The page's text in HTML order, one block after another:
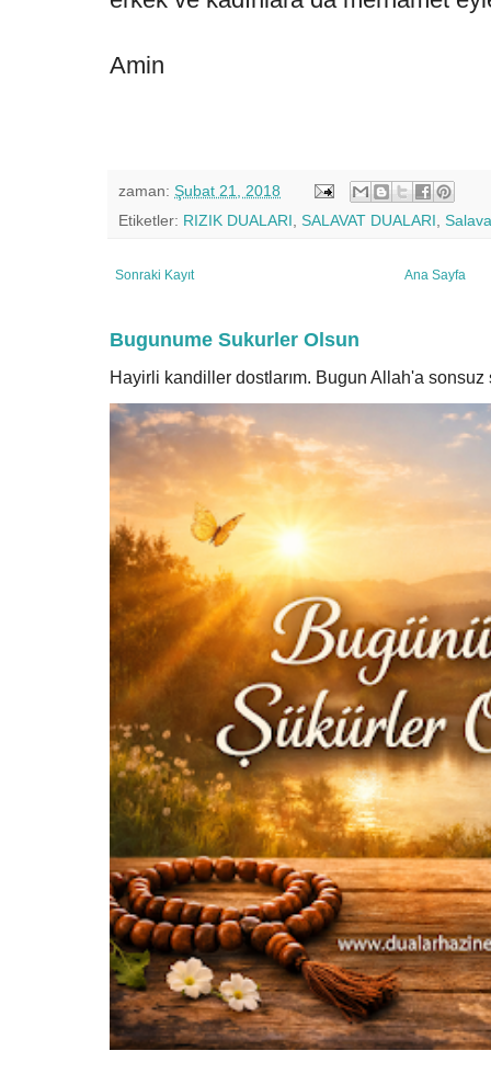
Amin
zaman: Şubat 21, 2018
Etiketler: RIZIK DUALARI SALAVAT DUALARI
Sonraki Kayıt Ana Sayfa
Bugunume Sukurler Olsun
Hayirli kandiller dostlarım. Bugun Allah'a